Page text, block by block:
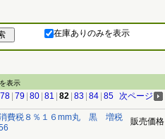
在庫ありのみを表示
を表示
78 79 80 81 82 83 84 85 次ページ
費税８％１６mm丸 黒 増税
販売価格